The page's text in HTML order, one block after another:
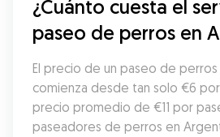
¿Cuánto cuesta el
paseo de perros en
El precio de un paseo de
comienza desde tan solo €6
precio promedio de €11 por
paseadores de perros en